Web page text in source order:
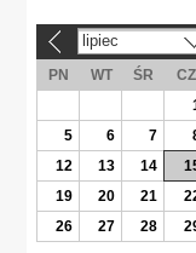
lipiec
PN WT ŚR CZ
5
6 7
12
13 14
19
20 21
26
27 28